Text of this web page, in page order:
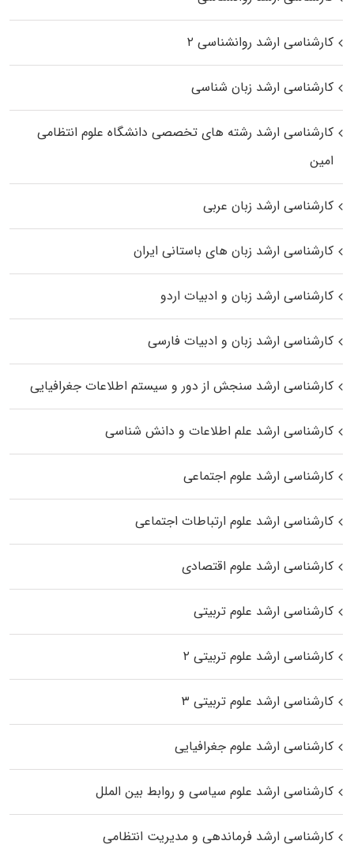
کارشناسی ارشد روانشناسی ۲
کارشناسی ارشد زبان شناسی
کارشناسی ارشد رﺷﺘﻪ ﻫﺎی تخصصی داﻧﺸﮕﺎه ﻋﻠﻮم انتظامی
اﻣﻴﻦ
کارشناسی ارشد زبان عربی
کارشناسی ارشد زبان‌ های باستانی ایران
کارشناسی ارشد زبان و ادبیات اردو
کارشناسی ارشد زبان و ادبیات فارسی
کارشناسی ارشد سنجش از دور و سیستم اطلاعات جغرافیایی
کارشناسی ارشد علم اطلاعات و دانش شناسی
کارشناسی ارشد علوم اجتماعی
کارشناسی ارشد علوم ارتباطات اجتماعی
کارشناسی ارشد علوم اقتصادی
کارشناسی ارشد علوم تربیتی
کارشناسی ارشد علوم تربیتی ۲
کارشناسی ارشد علوم تربیتی ۳
کارشناسی ارشد علوم جغرافیایی
کارشناسی ارشد علوم سیاسی و روابط بین الملل
کارشناسی ارشد فرماندهی و مدیریت انتظامی